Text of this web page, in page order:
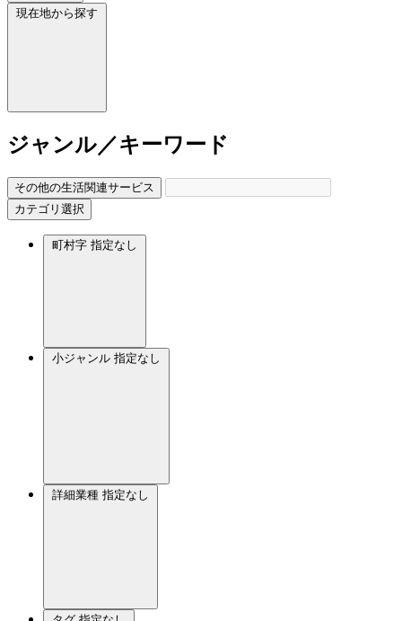
現在地から探す
ジャンル／キーワード
その他の生活関連サービス
カテゴリ選択
町村字 指定なし
小ジャンル 指定なし
詳細業種 指定なし